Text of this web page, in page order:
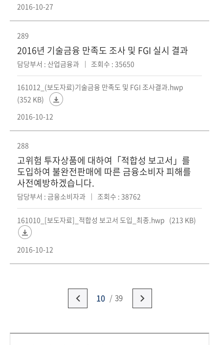
2016-10-27
289
2016년 기술금융 만족도 조사 및 FGI 실시 결과
담당부서 : 산업금융과 조회수 : 35650
161012_(보도자료)기술금융 만족도 및 FGI 조사결과.hwp
(352 KB)
2016-10-12
288
고위험 투자상품에 대하여「적합성 보고서」를
도입하여 불완전판매에 따른 금융소비자 피해를
사전예방하겠습니다.
담당부서 : 금융소비자과 조회수 : 38762
161010_[보도자료]_적합성 보고서 도입_최종.hwp (213 KB)
2016-10-12
10 39